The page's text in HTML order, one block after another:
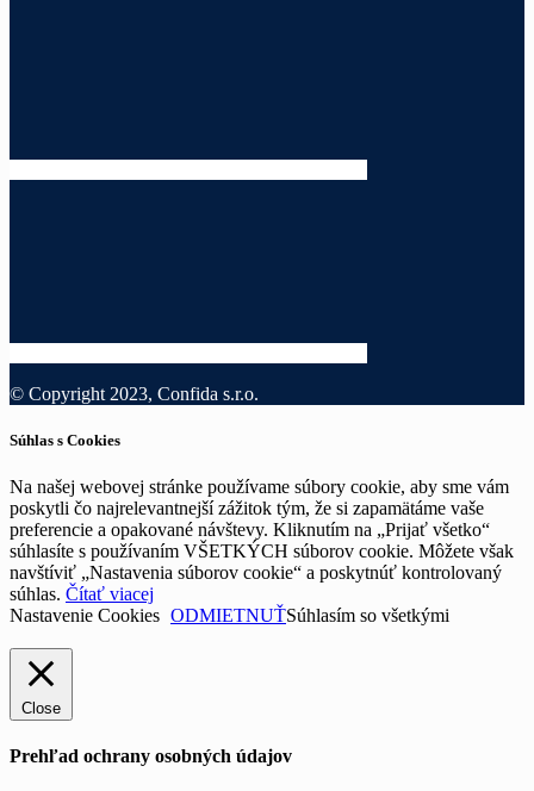
© Copyright 2023, Confida s.r.o.
Súhlas s Cookies
Na našej webovej stránke používame súbory cookie, aby sme vám
poskytli čo najrelevantnejší zážitok tým, že si zapamätáme vaše
preferencie a opakované návštevy. Kliknutím na „Prijať všetko“
súhlasíte s používaním VŠETKÝCH súborov cookie. Môžete však
navštíviť „Nastavenia súborov cookie“ a poskytnúť kontrolovaný
súhlas. Čítať viacej
Nastavenie Cookies ODMIETNUŤSúhlasím so všetkými
Close
Prehľad ochrany osobných údajov